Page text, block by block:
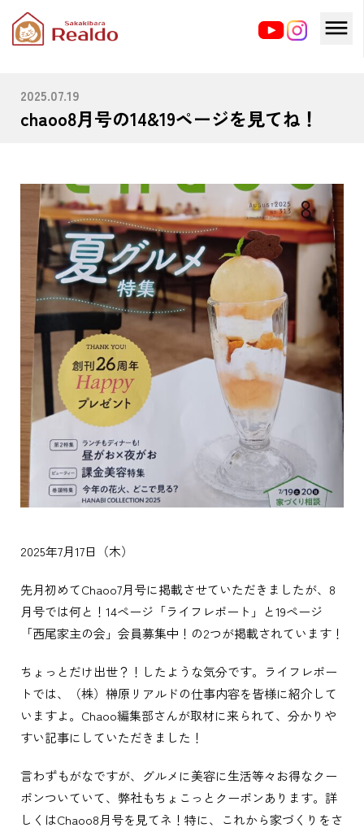
HOME
ブログ
chaoo8月号の14&19ページを見てね！
2025.07.19
chaoo8月号の14&19ページを見てね！
2025年7月17日（木）
先月初めてChaoo7月号に掲載させていただきましたが、8
月号では何と！14ページ「ライフレポート」と19ページ
「西尾家主の会」会員募集中！の2つが掲載されています！
ちょっとだけ出世？！したような気分です。ライフレポー
トでは、（株）榊原リアルドの仕事内容を皆様に紹介して
いますよ。Chaoo編集部さんが取材に来られて、分かりや
すい記事にしていただきました！
言わずもがなですが、グルメに美容に生活等々お得なクー
ポンついていて、弊社もちょこっとクーポンあります。詳
しくはChaoo8月号を見てネ！特に、これから家づくりをさ